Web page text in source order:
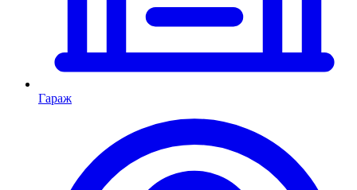
Гараж